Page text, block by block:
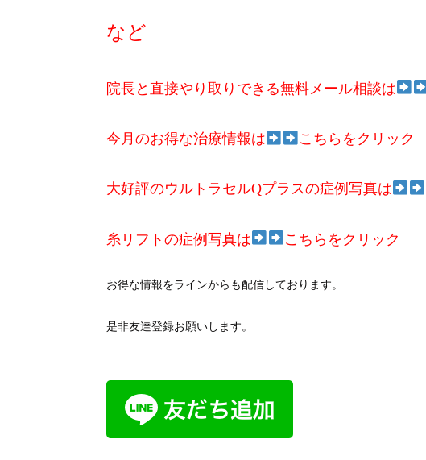
など
院長と直接やり取りできる無料メール相談は
今月のお得な治療情報は こちらをクリック
大好評のウルトラセルQプラスの症例写真は
糸リフトの症例写真は こちらをクリック
お得な情報をラインからも配信しております。
是非友達登録お願いします。